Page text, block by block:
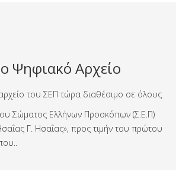
Ψηφιακό Αρχείο
του ΣΕΠ τώρα διαθέσιμο σε όλους
Σώματος Ελλήνων Προσκόπων (Σ.Ε.Π)
Γ. Ησαΐας», προς τιμήν του πρώτου